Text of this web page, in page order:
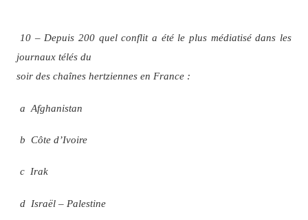
10 – Depuis 200 quel conflit a été le plus médiatisé dans les
journaux télés du
soir des chaînes hertziennes en France :
a Afghanistan
b Côte d’Ivoire
c Irak
d Israël – Palestine